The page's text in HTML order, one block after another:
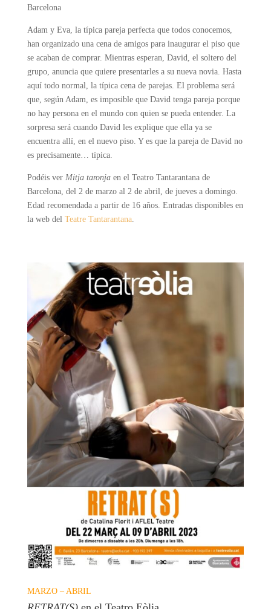
Barcelona
Adam y Eva, la típica pareja perfecta que todos conocemos,
han organizado una cena de amigos para inaugurar el piso que
se acaban de comprar. Mientras esperan, David, el soltero del
grupo, anuncia que quiere presentarles a su nueva novia. Hasta
aquí todo normal, la típica cena de parejas. El problema será
que, según Adam, es imposible que David tenga pareja porque
no hay persona en el mundo con quien se pueda entender. La
sorpresa será cuando David les explique que ella ya se
encuentra allí, en el nuevo piso. Y es que la pareja de David no
es precisamente… típica.
Podéis ver Mitja taronjaen el Teatro Tantarantanade
Barcelona, del 2 de marzo al 2 de abril, de jueves a domingo.
Edad recomendada a partir de 16 años. Entradas disponibles en
la web del Teatre Tantarantana.
MARZO – ABRIL